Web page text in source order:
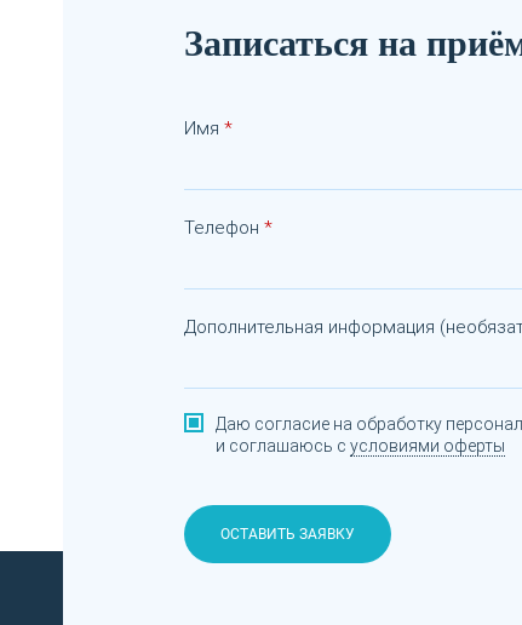
Записаться на
Имя
Телефон
Дополнительная информация
Даю согласие на обработку
и соглашаюсь с условиями оферты
ОСТАВИТЬ ЗАЯВКУ